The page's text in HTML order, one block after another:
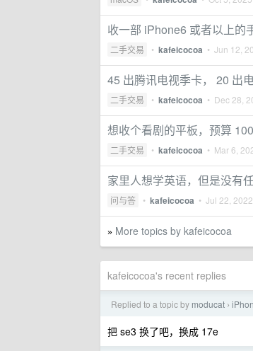
收一部 iPhone6 或者以上的
二手交易 • kafeicocoa • Jun 12,
45 出腾讯电视季卡， 20 出
二手交易 • kafeicocoa • Dec 28,
想收个看剧的平板，预算
二手交易 • kafeicocoa • Mar 6,
家里人想学英语，但是没有
问与答 • kafeicocoa • Jul 22, 2022
» More topics by kafeicocoa
kafeicocoa's recent replies
Replied to a topic by moducat ›
把 se3 换了吧，换成 17e